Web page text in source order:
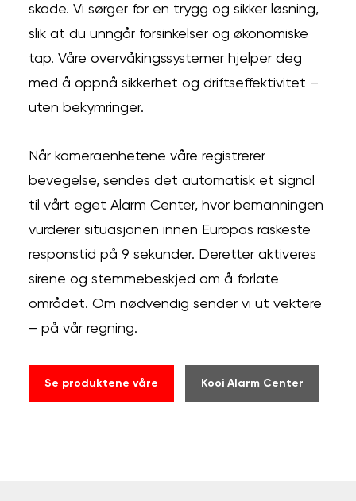
skade. Vi sørger for en trygg og sikker løsning,
slik at du unngår forsinkelser og økonomiske
tap. Våre overvåkingssystemer hjelper deg
med å oppnå sikkerhet og driftseffektivitet –
uten bekymringer.
Når kameraenhetene våre registrerer
bevegelse, sendes det automatisk et signal
til vårt eget Alarm Center, hvor bemanningen
vurderer situasjonen innen Europas raskeste
responstid på 9 sekunder. Deretter aktiveres
sirene og stemmebeskjed om å forlate
området. Om nødvendig sender vi ut vektere
– på vår regning.
Se produktene våre Kooi Alarm Center